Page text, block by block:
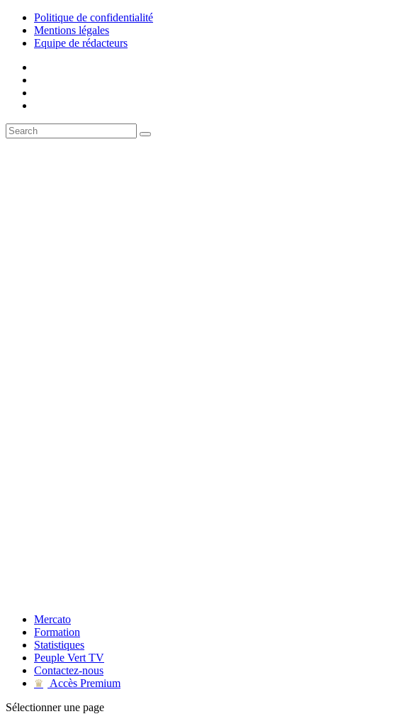
Politique de confidentialité
Mentions légales
Equipe de rédacteurs
Mercato
Formation
Statistiques
Peuple Vert TV
Contactez-nous
♛
Accès Premium
Sélectionner une page